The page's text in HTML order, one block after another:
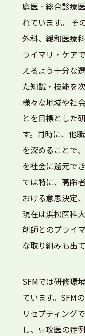
庭医・総合診療
れています。 そ
外科、緩和医療
ライマリ・ケア
えるよう十分な
た知識・技能を
様々な地域や社
とを目標とした
す。同時に、他
を深めることで
を社会に還元で
では特に、高齢
おける意思決定
現在は浜松医科
剤師とのプライ
な取り組みも出
SFMでは研修環
ています。SFM
リセプティング
し、専攻医の症